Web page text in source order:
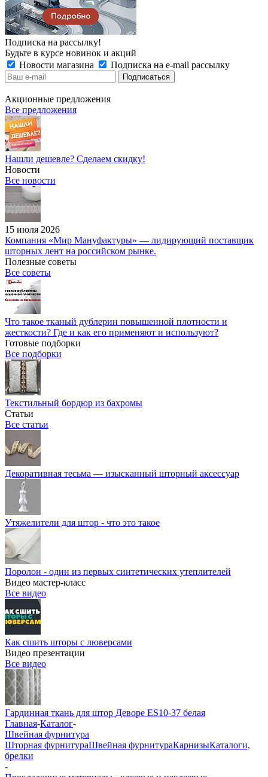
Подписка на рассылку!
Будьте в курсе новинок и акций
Новости магазина
Подписка на e-mail рассылку
Акционные предложения
Все предложения
Нашли дешевле? Сделаем скидку!
Новости
Все новости
15 июля 2026
Компания «Мир Мануфактуры» — лидирующий поставщик
шторных лент на российском рынке.
Полезные советы
Все советы
Что такое тканый дублерин повышенной плотности и
жесткости? Где и как его применяют и используют?
Готовые подборки
Все подборки
Текстильный бордюр из бахромы
Статьи
Все статьи
Декоративная тесьма — изысканный шторный аксессуар
Утяжелители для штор - что это такое
Поролон - один из первых синтетических утеплителей
Видео мастер-класс
Все видео
Как сшить шторы с люверсами
Видео презентации
Все видео
Гардинная ткань для штор Деворе ES10-37 белая
Главная-Каталог-
Швейная фурнитура
Шторная фурнитураШвейная фурнитураКарнизыКаталоги,
брелки
-